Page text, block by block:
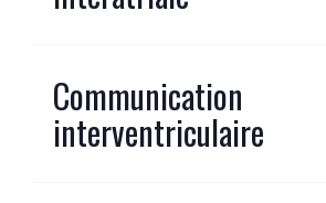
Communication
interventriculaire